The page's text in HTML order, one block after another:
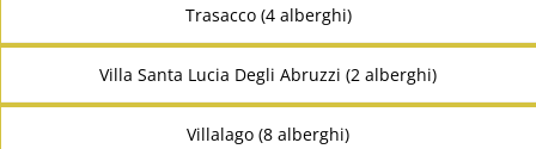
Trasacco (4 alberghi)
Villa Santa Lucia Degli Abruzzi (2 alberghi)
Villalago (8 alberghi)